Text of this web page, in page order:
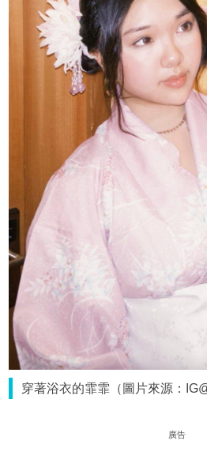
穿著浴衣的霏霏（圖片來源：
廣告